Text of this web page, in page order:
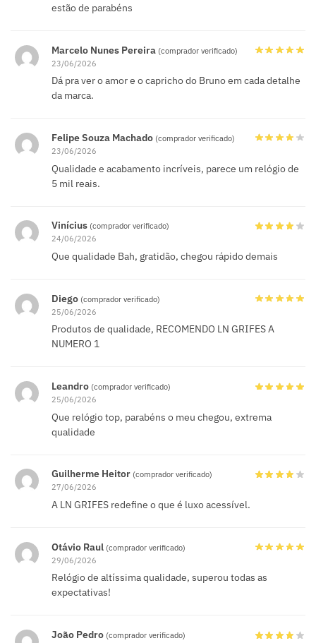
estão de parabéns
Marcelo Nunes Pereira (comprador verificado)
23/06/2026
Dá pra ver o amor e o capricho do Bruno em cada detalhe
da marca.
Felipe Souza Machado (comprador verificado)
23/06/2026
Qualidade e acabamento incríveis, parece um relógio de
5 mil reais.
Vinícius (comprador verificado)
24/06/2026
Que qualidade Bah, gratidão, chegou rápido demais
Diego (comprador verificado)
25/06/2026
Produtos de qualidade, RECOMENDO LN GRIFES A
NUMERO 1
Leandro (comprador verificado)
25/06/2026
Que relógio top, parabéns o meu chegou, extrema
qualidade
Guilherme Heitor (comprador verificado)
27/06/2026
A LN GRIFES redefine o que é luxo acessível.
Otávio Raul (comprador verificado)
29/06/2026
Relógio de altíssima qualidade, superou todas as
expectativas!
João Pedro (comprador verificado)